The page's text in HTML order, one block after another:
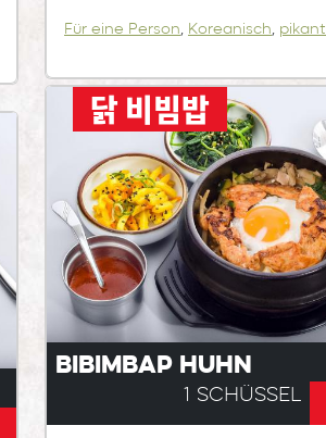
Für eine Person, Koreanisch, pikant
닭 비빔밥
Bibimbap Huhn
1 Schüssel